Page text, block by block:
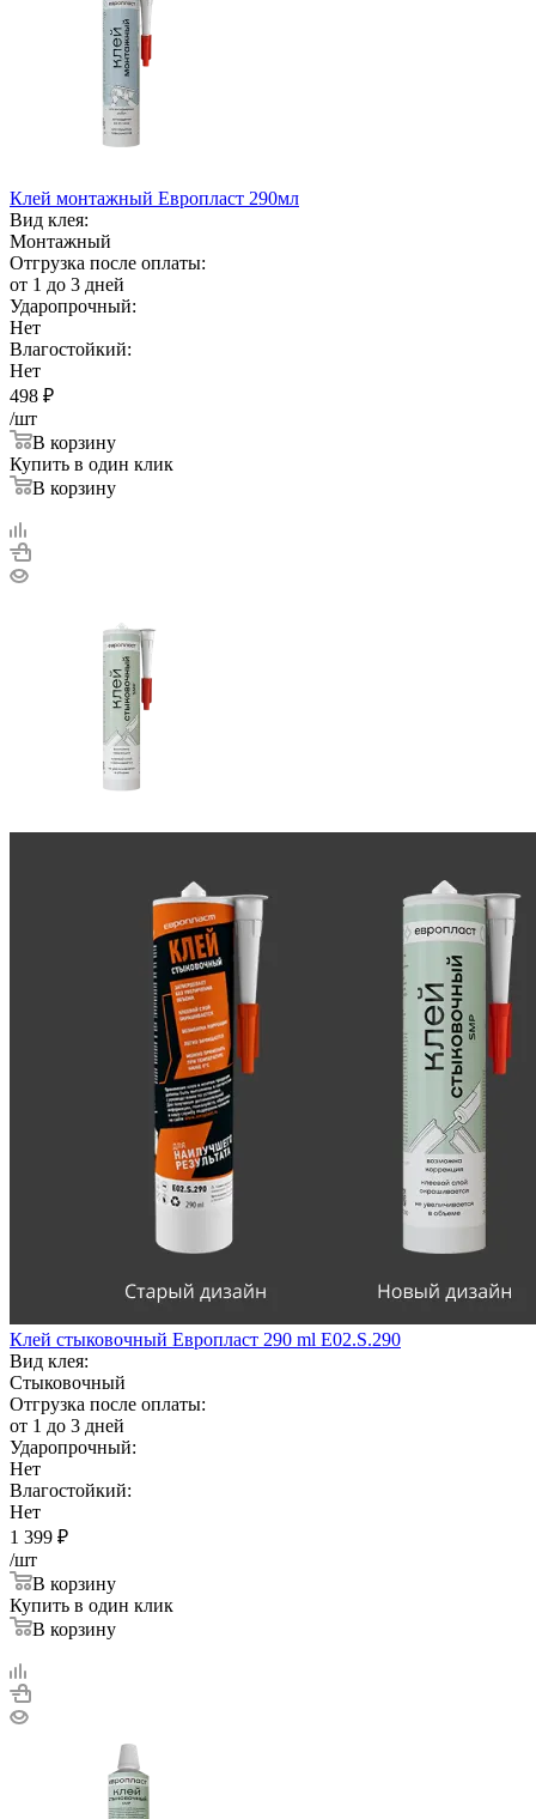
Клей монтажный Европласт 290мл
Вид клея:
Монтажный
Отгрузка после оплаты:
от 1 до 3 дней
Ударопрочный:
Нет
Влагостойкий:
Нет
498 ₽
/шт
В корзину
Купить в один клик
В корзину
Клей стыковочный Европласт 290 ml E02.S.290
Вид клея:
Стыковочный
Отгрузка после оплаты:
от 1 до 3 дней
Ударопрочный:
Нет
Влагостойкий:
Нет
1 399 ₽
/шт
В корзину
Купить в один клик
В корзину